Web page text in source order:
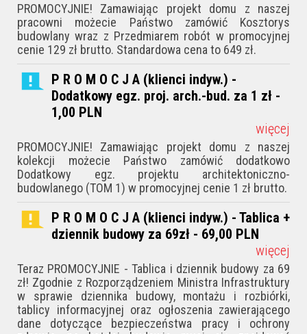
PROMOCYJNIE! Zamawiając projekt domu z naszej
pracowni możecie Państwo zamówić Kosztorys
budowlany wraz z Przedmiarem robót w promocyjnej
cenie 129 zł brutto. Standardowa cena to 649 zł.
P R O M O C J A (klienci indyw.) -
Dodatkowy egz. proj. arch.-bud. za 1 zł -
1,00 PLN
więcej
PROMOCYJNIE! Zamawiając projekt domu z naszej
kolekcji możecie Państwo zamówić dodatkowo
Dodatkowy egz. projektu architektoniczno-
budowlanego (TOM 1) w promocyjnej cenie 1 zł brutto.
P R O M O C J A (klienci indyw.) - Tablica +
dziennik budowy za 69zł - 69,00 PLN
więcej
Teraz PROMOCYJNIE - Tablica i dziennik budowy za 69
zł! Zgodnie z Rozporządzeniem Ministra Infrastruktury
w sprawie dziennika budowy, montażu i rozbiórki,
tablicy informacyjnej oraz ogłoszenia zawierającego
dane dotyczące bezpieczeństwa pracy i ochrony